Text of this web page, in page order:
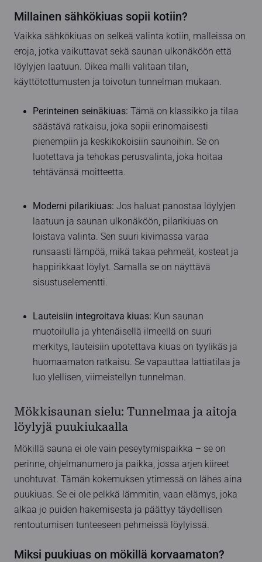
Millainen sähkökiuas sopii kotiin?
Vaikka sähkökiuas on selkeä valinta kotiin, malleissa on
eroja, jotka vaikuttavat sekä saunan ulkonäköön että
löylyjen laatuun. Oikea malli valitaan tilan,
käyttötottumusten ja toivotun tunnelman mukaan.
Perinteinen seinäkiuas: Tämä on klassikko ja tilaa
säästävä ratkaisu, joka sopii erinomaisesti
pienempiin ja keskikokoisiin saunoihin. Se on
luotettava ja tehokas perusvalinta, joka hoitaa
tehtävänsä moitteetta.
Moderni pilarikiuas: Jos haluat panostaa löylyjen
laatuun ja saunan ulkonäköön, pilarikiuas on
loistava valinta. Sen suuri kivimassa varaa
runsaasti lämpöä, mikä takaa pehmeät, kosteat ja
happirikkaat löylyt. Samalla se on näyttävä
sisustuselementti.
Lauteisiin integroitava kiuas: Kun saunan
muotoilulla ja yhtenäisellä ilmeellä on suuri
merkitys, lauteisiin upotettava kiuas on tyylikäs ja
huomaamaton ratkaisu. Se vapauttaa lattiatilaa ja
luo ylellisen, viimeistellyn tunnelman.
Mökkisaunan sielu: Tunnelmaa ja aitoja
löylyjä puukiukaalla
Mökillä sauna ei ole vain peseytymispaikka – se on
perinne, ohjelmanumero ja paikka, jossa arjen kiireet
unohtuvat. Tämän kokemuksen ytimessä on lähes aina
puukiuas. Se ei ole pelkkä lämmitin, vaan elämys, joka
alkaa jo puiden hakemisesta ja päättyy täydellisen
rentoutumisen tunteeseen pehmeissä löylyissä.
Miksi puukiuas on mökillä korvaamaton?